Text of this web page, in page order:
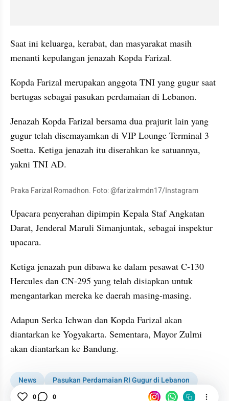
Saat ini keluarga, kerabat, dan masyarakat masih
menanti kepulangan jenazah Kopda Farizal.
Kopda Farizal merupakan anggota TNI yang gugur saat
bertugas sebagai pasukan perdamaian di Lebanon.
Jenazah Kopda Farizal bersama dua prajurit lain yang
gugur telah disemayamkan di VIP Lounge Terminal 3
Soetta. Ketiga jenazah itu diserahkan ke satuannya,
yakni TNI AD.
Praka Farizal Romadhon. Foto: @farizalrmdn17/Instagram
Upacara penyerahan dipimpin Kepala Staf Angkatan
Darat, Jenderal Maruli Simanjuntak, sebagai inspektur
upacara.
Ketiga jenazah pun dibawa ke dalam pesawat C-130
Hercules dan CN-295 yang telah disiapkan untuk
mengantarkan mereka ke daerah masing-masing.
Adapun Serka Ichwan dan Kopda Farizal akan
diantarkan ke Yogyakarta. Sementara, Mayor Zulmi
akan diantarkan ke Bandung.
News
Pasukan Perdamaian RI Gugur di Lebanon
UNIFIL
Masyarakat
0 0